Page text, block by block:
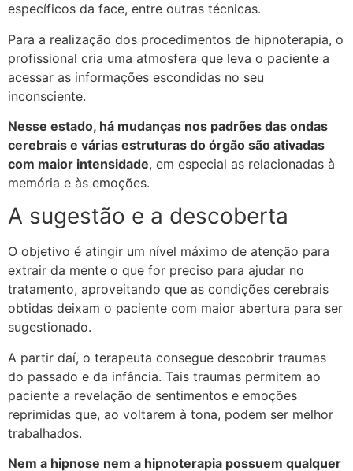
específicos da face, entre outras técnicas.
Para a realização dos procedimentos de hipnoterapia, o
profissional cria uma atmosfera que leva o paciente a
acessar as informações escondidas no seu
inconsciente.
Nesse estado, há mudanças nos padrões das ondas
cerebrais e várias estruturas do órgão são ativadas
com maior intensidade, em especial as relacionadas à
memória e às emoções.
A sugestão e a descoberta
O objetivo é atingir um nível máximo de atenção para
extrair da mente o que for preciso para ajudar no
tratamento, aproveitando que as condições cerebrais
obtidas deixam o paciente com maior abertura para ser
sugestionado.
A partir daí, o terapeuta consegue descobrir traumas
do passado e da infância. Tais traumas permitem ao
paciente a revelação de sentimentos e emoções
reprimidas que, ao voltarem à tona, podem ser melhor
trabalhados.
Nem a hipnose nem a hipnoterapia possuem qualquer